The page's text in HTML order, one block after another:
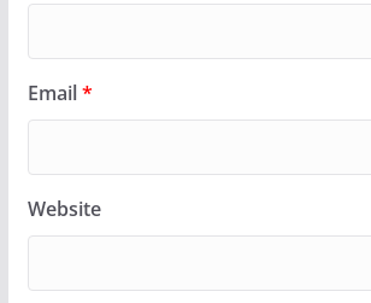
Email*
Website